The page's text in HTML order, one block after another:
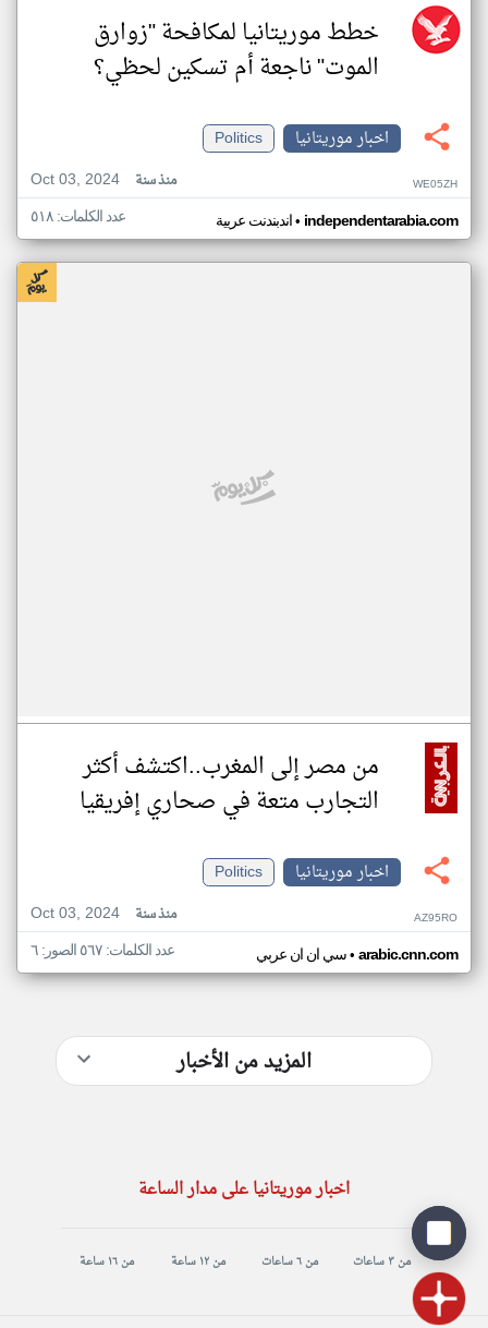
خطط موريتانيا لمكافحة "زوارق
الموت" ناجعة أم تسكين لحظي؟
اخبار موريتانيا
Politics
Oct 03, 2024
منذ سنة WE05ZH
اندبندنت عربية• independentarabia.com عدد الكلمات: ٥١٨
من مصر إلى المغرب..اكتشف أكثر
التجارب متعة في صحاري إفريقيا
اخبار موريتانيا
Politics
Oct 03, 2024
منذ سنة AZ95RO
سي ان ان عربي• arabic.cnn.com عدد الكلمات: ٥٦٧ الصور: ٦
المزيد من الأخبار
اخبار موريتانيا على مدار الساعة
من ٣ ساعات من ٦ ساعات من ١٢ ساعة من ١٦ ساعة